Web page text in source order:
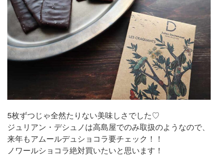
5枚ずつじゃ全然たりない美味しさでした♡
ジュリアン・デシュノは高島屋でのみ取扱のようなので、
来年もアムールデュショコラ要チェック！！
ノワールショコラ絶対買いたいと思います！